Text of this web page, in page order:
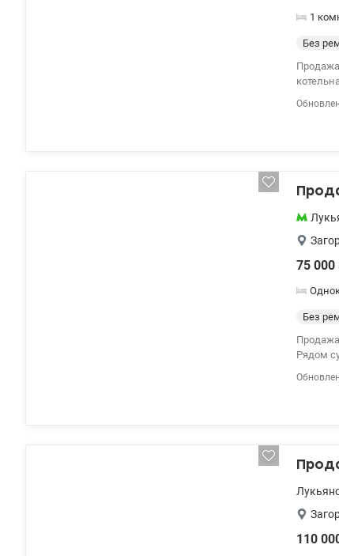
1
Без
Продажа 1-к
75 000
Без
Продажа 1-к
Рядом
110